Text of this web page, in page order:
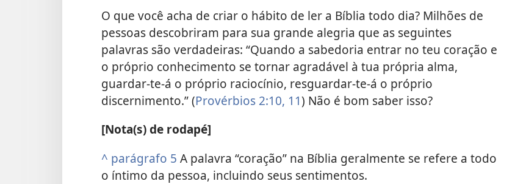
O que você acha de criar o hábito de ler a Bíblia todo dia? Milhões de
pessoas descobriram para sua grande alegria que as seguintes
palavras são verdadeiras: “Quando a sabedoria entrar no teu coração e
o próprio conhecimento se tornar agradável à tua própria alma,
guardar-te-á o próprio raciocínio, resguardar-te-á o próprio
discernimento.” (Provérbios 2:10, 11) Não é bom saber isso?
[Nota(s) de rodapé]
^ parágrafo 5 A palavra “coração” na Bíblia geralmente se refere a todo
o íntimo da pessoa, incluindo seus sentimentos.